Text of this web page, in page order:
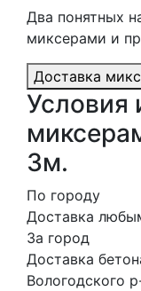
Два понятных
миксерами и
Доставка
Условия
3м.
По городу
Доставка
За город
Доставка
Вологодского